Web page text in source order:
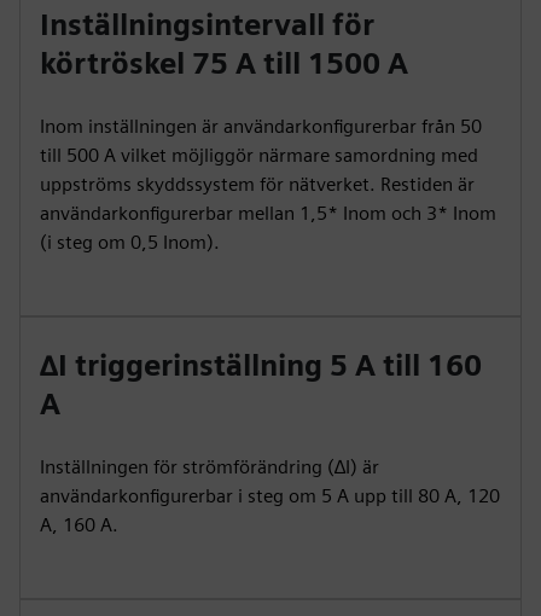
Inställningsintervall för
körtröskel 75 A till 1500 A
Inom inställningen är användarkonfigurerbar från 50
till 500 A vilket möjliggör närmare samordning med
uppströms skyddssystem för nätverket. Restiden är
användarkonfigurerbar mellan 1,5* Inom och 3* Inom
(i steg om 0,5 Inom).
∆I triggerinställning 5 A till 160
A
Inställningen för strömförändring (∆I) är
användarkonfigurerbar i steg om 5 A upp till 80 A, 120
A, 160 A.